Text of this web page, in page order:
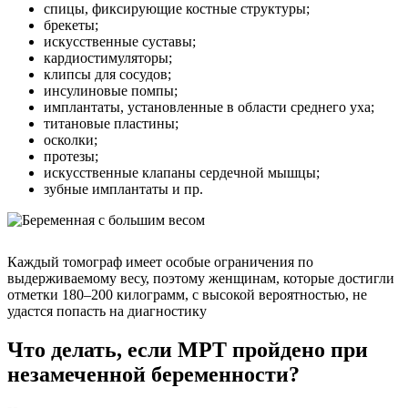
спицы, фиксирующие костные структуры;
брекеты;
искусственные суставы;
кардиостимуляторы;
клипсы для сосудов;
инсулиновые помпы;
имплантаты, установленные в области среднего уха;
титановые пластины;
осколки;
протезы;
искусственные клапаны сердечной мышцы;
зубные имплантаты и пр.
Каждый томограф имеет особые ограничения по
выдерживаемому весу, поэтому женщинам, которые достигли
отметки 180–200 килограмм, с высокой вероятностью, не
удастся попасть на диагностику
Что делать, если МРТ пройдено при
незамеченной беременности?